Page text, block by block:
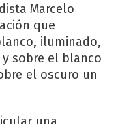
Marcelo
que
iluminado,
sobre el blanco
el oscuro un